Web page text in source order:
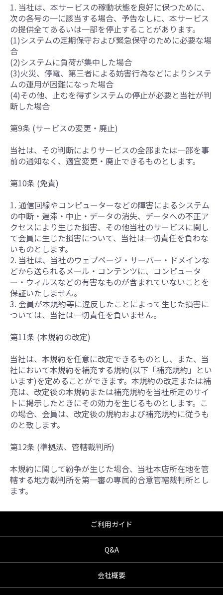
1. 当社は、本サービスの稼動状態を良好に保つために、
次の各号の一に該当する場合、予告なしに、本サービス
の提供全てあるいは一部を停止することがあります。
(1)システムの定期保守および緊急保守のために必要な場
合
(2)システムに負荷が集中した場合
(3)火災、停電、第三者による妨害行為などによりシステ
ムの運用が困難になった場合
(4)その他、止むを得ずシステムの停止が必要と当社が判
断した場合
第9条 (サービスの変更・廃止)
当社は、その判断によりサービスの全部または一部を事
前の通知なく、適宜変更・廃止できるものとします。
第10条 (免責)
1. 通信回線やコンピューターなどの障害によるシステム
の中断・遅滞・中止・データの消失、データへの不正ア
クセスにより生じた損害、その他当社のサービスに関し
て会員に生じた損害について、当社は一切責任を負わな
いものとします。
2. 当社は、当社のウェブページ・サーバー・ドメインな
どから送られるメール・コンテンツに、コンピュータ
ー・ウィルスなどの有害なものが含まれていないことを
保証いたしません。
3. 会員が本規約等に違反したことによって生じた損害に
ついては、当社は一切責任を負いません。
第11条 (本規約の改定)
当社は、本規約を任意に改定できるものとし、また、当
社において本規約を補充する規約(以下「補充規約」とい
います)を定めることができます。本規約の改定または補
充は、改定後の本規約または補充規約を当社所定のサイ
トに掲示したときにその効力を生じるものとします。こ
の場合、会員は、改定後の規約および補充規約に従うも
のと致します。
第12条 (準拠法、管轄裁判所)
本規約に関して紛争が生じた場合、当社本店所在地を管
轄する地方裁判所を第一審の専属的合意管轄裁判所とし
ます。
ご利用ガイド
Q&A
会社概要